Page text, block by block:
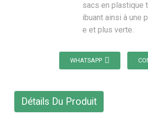
sacs en plastique
ibuant ainsi à une
e et plus verte.
WHATSAPP
Détails Du Produit